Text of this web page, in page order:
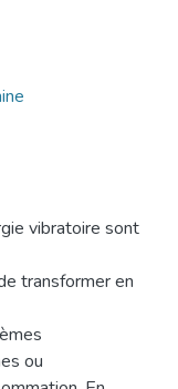
vibratoire sont
transformer en
ou